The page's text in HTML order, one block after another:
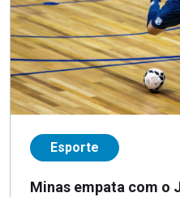
Esporte
Minas empata com o